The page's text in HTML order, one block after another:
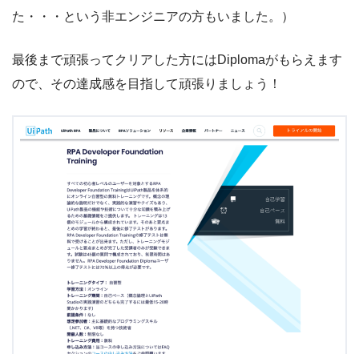
た・・・という非エンジニアの方もいました。）
最後まで頑張ってクリアした方にはDiplomaがもらえます
ので、その達成感を目指して頑張りましょう！